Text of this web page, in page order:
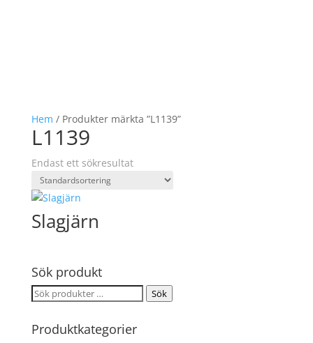
Hem / Produkter märkta ”L1139”
L1139
Endast ett sökresultat
Slagjärn
Sök produkt
Sök
Sök
Produktkategorier